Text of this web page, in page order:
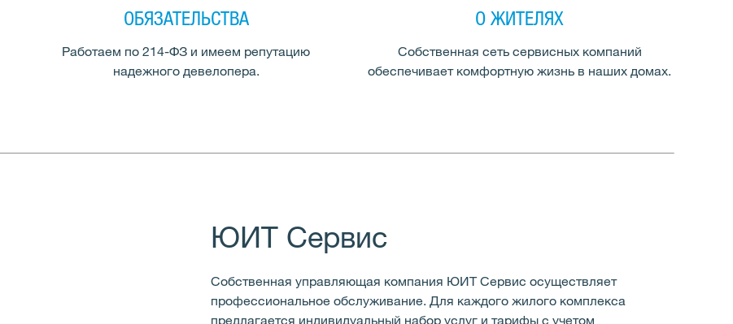
ОБЯЗАТЕЛЬСТВА
Работаем по 214-ФЗ и имеем репутацию
надежного девелопера.
О ЖИТЕЛЯХ
Собственная сеть сервисных компаний
обеспечивает комфортную жизнь в наших домах.
ЮИТ Сервис
Собственная управляющая компания ЮИТ Сервис осуществляет
профессиональное обслуживание. Для каждого жилого комплекса
предлагается индивидуальный набор услуг и тарифы с учетом